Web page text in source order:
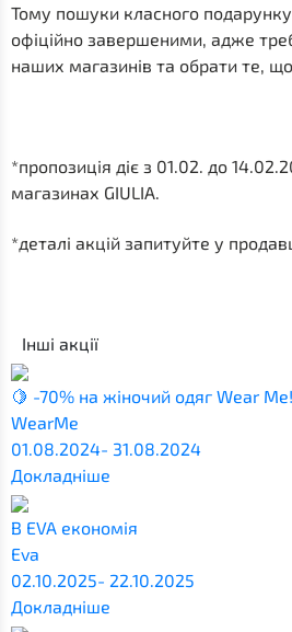
Тому пошуки класного
офіційно завершеними, адже
наших магазинів та обрати те,
*пропозиція діє з 01.02. до
магазинах GIULIA.
*деталі акцій запитуйте у
Інші акції
🍋 -70% на жіночий одяг Wear Me!
WearMe
01.08.2024- 31.08.2024
Докладніше
В EVA економія
Eva
02.10.2025- 22.10.2025
Докладніше